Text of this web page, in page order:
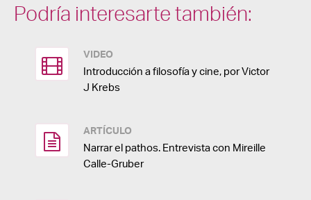
Podría interesarte también:
VIDEO
Introducción a filosofía y cine, por Victor
J Krebs
ARTÍCULO
Narrar el pathos. Entrevista con Mireille
Calle-Gruber